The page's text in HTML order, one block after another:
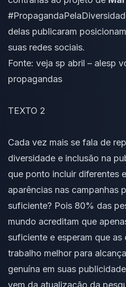
delas publicaram
suas redes sociais.
Fonte: veja sp abril – alesp
propagandas
TEXTO 2
Cada vez mais se fala de
diversidade e inclusão na
que ponto incluir diferentes
aparências nas campanhas
suficiente? Pois 80% das
mundo acreditam que
suficiente e esperam que as
trabalho melhor para
genuína em suas
vem da atualização da